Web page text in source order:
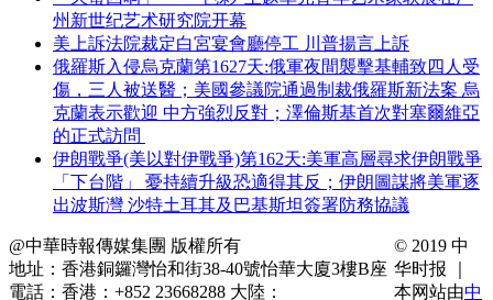
州新世纪艺术研究院开幕
美上訴法院裁定白宮宴會廳停工 川普揚言上訴
俄羅斯入侵烏克蘭第1627天:俄軍夜間襲擊基輔致四人受
傷，三人被送醫；美國參議院通過制裁俄羅斯新法案 烏
克蘭表示歡迎 中方強烈反對；澤倫斯基首次對塞爾維亞
的正式訪問
伊朗戰爭(美以對伊戰爭)第162天:美軍高層尋求伊朗戰爭
「下台階」 憂持續升級恐適得其反；伊朗圖謀將美軍逐
出波斯灣 沙特土耳其及巴基斯坦簽署防務協議
@中華時報傳媒集團 版權所有
地址：香港銅鑼灣怡和街38-40號怡華大廈3樓B座
電話：香港：+852 23668288 大陸：
© 2019 中
华时报 ｜
本网站由中